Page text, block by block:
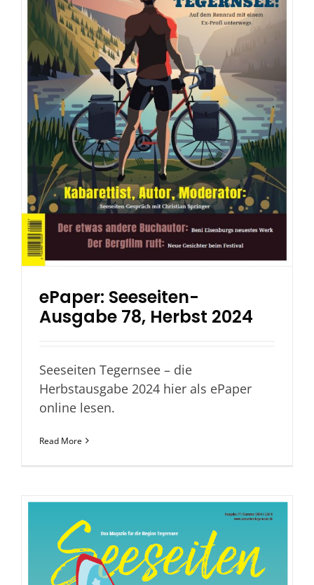
ePaper: Seeseiten-
Ausgabe 78, Herbst 2024
Seeseiten Tegernsee – die
Herbstausgabe 2024 hier als ePaper
online lesen.
Read More